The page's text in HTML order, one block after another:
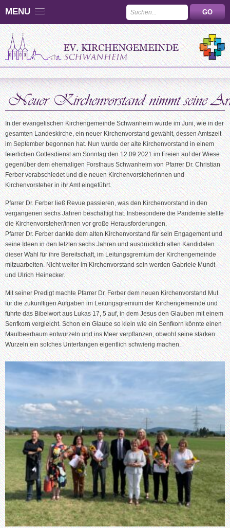
MENU
In der evangelischen Kirchengemeinde Schwanheim wurde im Juni, wie in der
gesamten Landeskirche, ein neuer Kirchenvorstand gewählt, dessen Amtszeit
im September begonnen hat. Nun wurde der alte Kirchenvorstand in einem
feierlichen Gottesdienst am Sonntag den 12.09.2021 im Freien auf der Wiese
gegenüber dem ehemaligen Forsthaus Schwanheim von Pfarrer Dr. Christian
Ferber verabschiedet und die neuen Kirchenvorsteherinnen und
Kirchenvorsteher in ihr Amt eingeführt.
Pfarrer Dr. Ferber ließ Revue passieren, was den Kirchenvorstand in den
vergangenen sechs Jahren beschäftigt hat. Insbesondere die Pandemie stellte
die Kirchenvorsteher/innen vor große Herausforderungen.
Pfarrer Dr. Ferber dankte dem alten Kirchenvorstand für sein Engagement und
seine Ideen in den letzten sechs Jahren und ausdrücklich allen Kandidaten
dieser Wahl für ihre Bereitschaft, im Leitungsgremium der Kirchengemeinde
mitzuarbeiten. Nicht weiter im Kirchenvorstand sein werden Gabriele Mundt
und Ulrich Heinecker.
Mit seiner Predigt machte Pfarrer Dr. Ferber dem neuen Kirchenvorstand Mut
für die zukünftigen Aufgaben im Leitungsgremium der Kirchengemeinde und
führte das Bibelwort aus Lukas 17, 5 auf, in dem Jesus den Glauben mit einem
Senfkorn vergleicht. Schon ein Glaube so klein wie ein Senfkorn könnte einen
Maulbeerbaum entwurzeln und ins Meer verpflanzen, obwohl seine starken
Wurzeln ein solches Unterfangen eigentlich schwierig machen.